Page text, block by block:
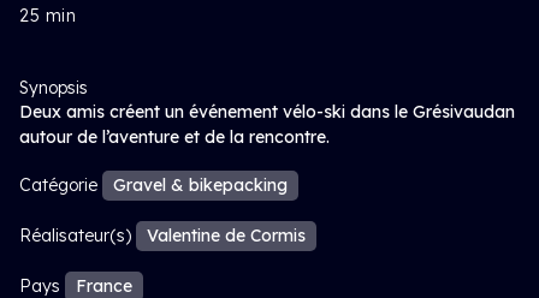
25 min
Synopsis
Deux amis créent un événement vélo-ski dans le Grésivaudan
autour de l’aventure et de la rencontre.
Catégorie Gravel & bikepacking
Réalisateur(s) Valentine de Cormis
Pays France